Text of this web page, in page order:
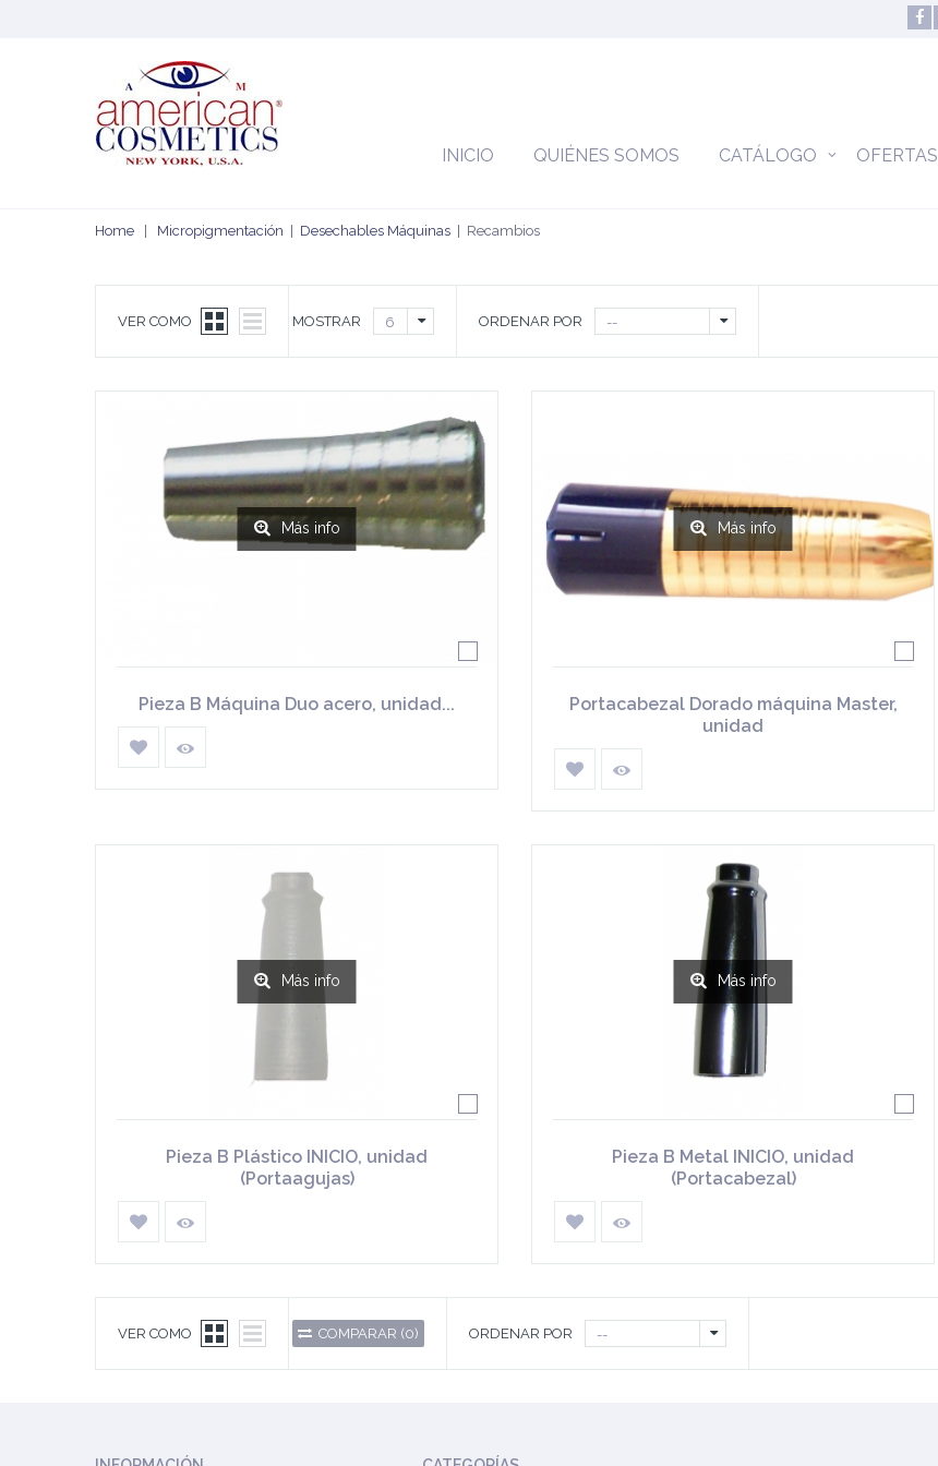
INICIO QUIÉNES SOMOS CATÁLOGO OFERTAS
Home Micropigmentación Desechables Máquinas Recambios
MOSTRAR 6
VER COMO ORDENAR POR --
Más info
Pieza B Máquina Duo acero, unidad...
Más info
Portacabezal Dorado máquina Master,
unidad
Más info
Pieza B Plástico INICIO, unidad
(Portaagujas)
Más info
Pieza B Metal INICIO, unidad
(Portacabezal)
COMPARAR (0)
VER COMO ORDENAR POR --